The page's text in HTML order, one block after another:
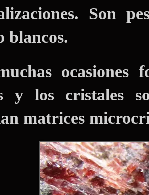
Son
blancos.
ocasiones
y los cristales
matrices